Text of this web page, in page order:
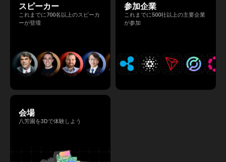
スピーカー
これまでに700名以上のスピーカ
ーが登壇
参加企業
これまでに500社以上の主要企業
が参加
会場
八芳園を3Dで体験しよう